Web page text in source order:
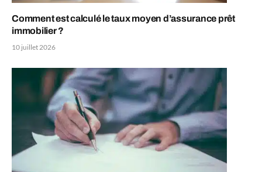
Comment est calculé le taux moyen d’assurance prêt
immobilier ?
10 juillet 2026